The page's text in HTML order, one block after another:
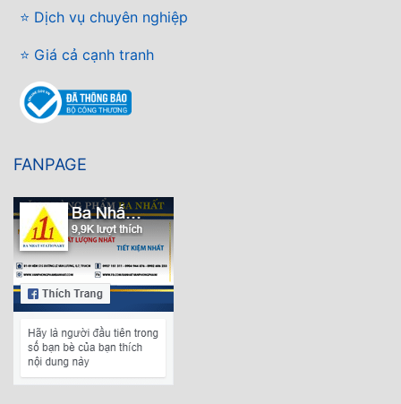
⭐ Dịch vụ chuyên nghiệp
⭐ Giá cả cạnh tranh
FANPAGE